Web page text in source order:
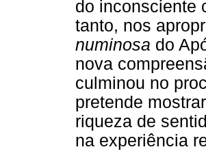
do inconsciente
tanto, nos
numinosa do
nova
culminou no
pretende
riqueza de
na experiência